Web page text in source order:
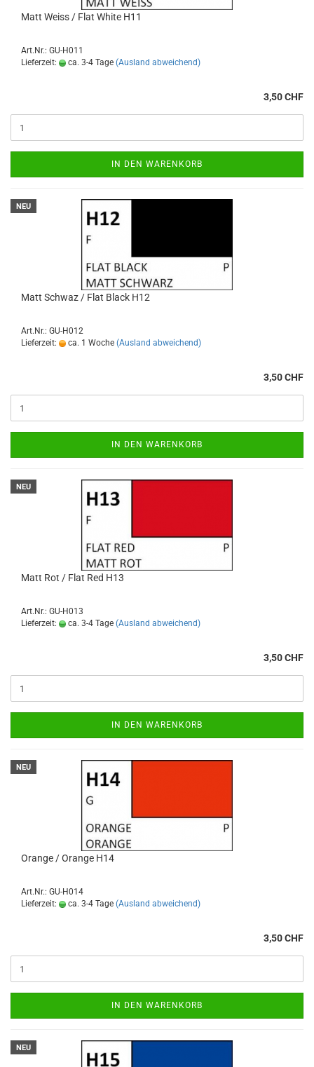
Matt Weiss / Flat White H11
Art.Nr.: GU-H011
Lieferzeit:
ca. 3-4 Tage (Ausland abweichend)
3,50 CHF
IN DEN WARENKORB
NEU
Matt Schwaz / Flat Black H12
Art.Nr.: GU-H012
Lieferzeit:
ca. 1 Woche (Ausland abweichend)
3,50 CHF
IN DEN WARENKORB
NEU
Matt Rot / Flat Red H13
Art.Nr.: GU-H013
Lieferzeit:
ca. 3-4 Tage (Ausland abweichend)
3,50 CHF
IN DEN WARENKORB
NEU
Orange / Orange H14
Art.Nr.: GU-H014
Lieferzeit:
ca. 3-4 Tage (Ausland abweichend)
3,50 CHF
IN DEN WARENKORB
NEU